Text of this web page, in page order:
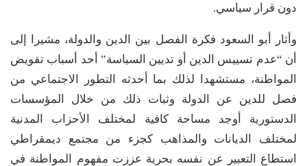
دون قرار سياسي.
وأثار أبو السعود فكرة الفصل بين الدين والدولة، مشيرا إلى
أن “عدم تسييس الدين أو تديين السياسة” أحد أسباب تقويض
المواطنة، مستشهدا لذلك بما أحدثه التطور الاجتماعي من
فصل للدين عن الدولة وثبات ذلك من خلال المؤسسات
الدستورية أوجد مساحة كافية لمختلف الأحزاب المدنية
لمختلف الديانات والمذاهب كجزء من مجتمع ديمقراطي
استطاع التعبير عن نفسه بحرية عززت مفهوم المواطنة في